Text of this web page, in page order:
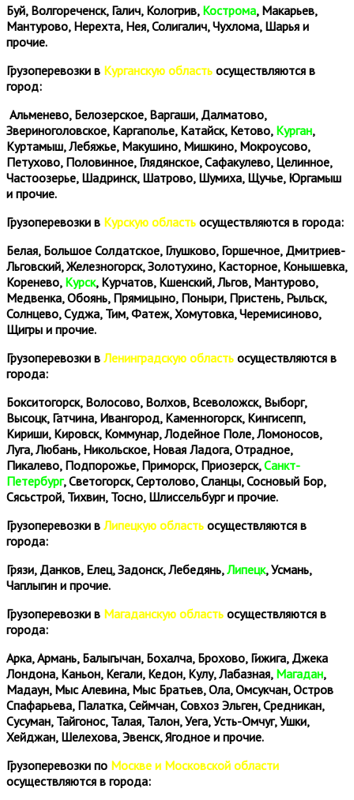
Буй, Волгореченск, Галич, Кологрив,Кострома, Макарьев,
Мантурово, Нерехта, Нея, Солигалич, Чухлома, Шарья и
прочие.
Грузоперевозки в Курганскую область осуществляются в
город:
Альменево, Белозерское, Варгаши, Далматово,
Звериноголовское, Каргаполье, Катайск, Кетово, Курган,
Куртамыш, Лебяжье, Макушино, Мишкино, Мокроусово,
Петухово, Половинное, Глядянское, Сафакулево, Целинное,
Частоозерье, Шадринск, Шатрово, Шумиха, Щучье, Юргамыш
и прочие.
Грузоперевозки в Курскую область осуществляются в города:
Белая, Большое Солдатское, Глушково, Горшечное, Дмитриев-
Льговский, Железногорск, Золотухино, Касторное, Конышевка,
Коренево, Курск, Курчатов, Кшенский, Льгов, Мантурово,
Медвенка, Обоянь, Прямицыно, Поныри, Пристень, Рыльск,
Солнцево, Суджа, Тим, Фатеж, Хомутовка, Черемисиново,
Щигры и прочие.
Грузоперевозки в Ленинградскую область осуществляются в
города:
Бокситогорск, Волосово, Волхов, Всеволожск, Выборг,
Высоцк, Гатчина, Ивангород, Каменногорск, Кингисепп,
Кириши, Кировск, Коммунар, Лодейное Поле, Ломоносов,
Луга, Любань, Никольское, Новая Ладога, Отрадное,
Пикалево, Подпорожье, Приморск, Приозерск,Санкт-
Петербург, Светогорск, Сертолово, Сланцы, Сосновый Бор,
Сясьстрой, Тихвин, Тосно, Шлиссельбург и прочие.
Грузоперевозки в Липецкую область осуществляются в
города:
Грязи, Данков, Елец, Задонск, Лебедянь,Липецк, Усмань,
Чаплыгин и прочие.
Грузоперевозки в Магаданскую область осуществляются в
города:
Арка, Армань, Балыгычан, Бохалча, Брохово, Гижига, Джека
Лондона, Каньон, Кегали, Кедон, Кулу, Лабазная, Магадан,
Мадаун, Мыс Алевина, Мыс Братьев, Ола, Омсукчан, Остров
Спафарьева, Палатка, Сеймчан, Совхоз Эльген, Средникан,
Сусуман, Тайгонос, Талая, Талон, Уега, Усть-Омчуг, Ушки,
Хейджан, Шелехова, Эвенск, Ягодное и прочие.
Грузоперевозки по Москве и Московской области
осуществляются в города: